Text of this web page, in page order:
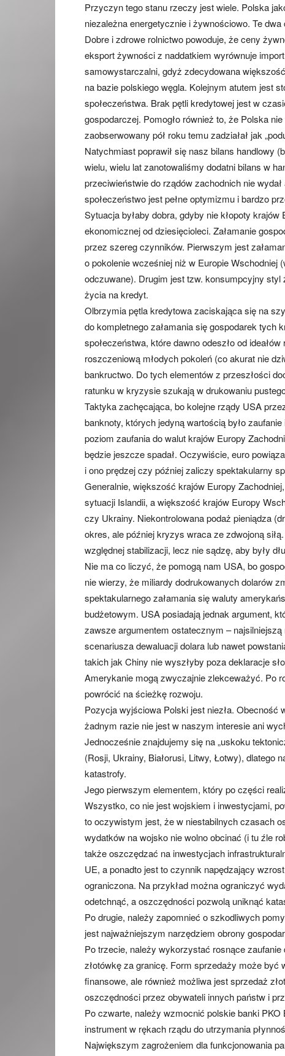
Przyczyn tego stanu rzeczy jest wiele. Polska
niezależna energetycznie i żywnościowo. Te
Dobre i zdrowe rolnictwo powoduje, że ceny
eksport żywności z naddatkiem wyrównuje
samowystarczalni, gdyż zdecydowana
na bazie polskiego węgla. Kolejnym atutem jest
społeczeństwa. Brak pętli kredytowej jest w
gospodarczej. Pomogło również to, że Polska
zaobserwowany pół roku temu zadziałał jak
Natychmiast poprawił się nasz bilans handlowy
wielu, wielu lat zanotowaliśmy dodatni bilans w
przeciwieństwie do rządów zachodnich nie
społeczeństwo jest pełne optymizmu i bardzo
Sytuacja byłaby dobra, gdyby nie kłopoty
ekonomicznej od dziesięcioleci. Załamanie
przez szereg czynników. Pierwszym jest
o pokolenie wcześniej niż w Europie Wschodniej
odczuwane). Drugim jest tzw. konsumpcyjny
życia na kredyt.
Olbrzymia pętla kredytowa zaciskająca się na
do kompletnego załamania się gospodarek tych
społeczeństwa, które dawno odeszło od
roszczeniową młodych pokoleń (co akurat nie
bankructwo. Do tych elementów z przeszłości
ratunku w kryzysie szukają w drukowaniu
Taktyka zachęcająca, bo kolejne rządy USA
banknoty, których jedyną wartością było
poziom zaufania do walut krajów Europy
będzie jeszcze spadał. Oczywiście, euro
i ono prędzej czy później zaliczy spektakularny
Generalnie, większość krajów Europy
sytuacji Islandii, a większość krajów Europy
czy Ukrainy. Niekontrolowana podaż pieniądza
okres, ale później kryzys wraca ze zdwojoną
względnej stabilizacji, lecz nie sądzę, aby były
Nie ma co liczyć, że pomogą nam USA, bo
nie wierzy, że miliardy dodrukowanych dolarów
spektakularnego załamania się waluty
budżetowym. USA posiadają jednak argument,
zawsze argumentem ostatecznym –
scenariusza dewaluacji dolara lub nawet
takich jak Chiny nie wyszłyby poza deklaracje
Amerykanie mogą zwyczajnie zlekceważyć. Po
powrócić na ścieżkę rozwoju.
Pozycja wyjściowa Polski jest niezła.
żadnym razie nie jest w naszym interesie ani
Jednocześnie znajdujemy się na „uskoku
(Rosji, Ukrainy, Białorusi, Litwy, Łotwy), dlatego
katastrofy.
Jego pierwszym elementem, który po części
Wszystko, co nie jest wojskiem i inwestycjami,
to oczywistym jest, że w niestabilnych czasach
wydatków na wojsko nie wolno obcinać (i tu źle
także oszczędzać na inwestycjach
UE, a ponadto jest to czynnik napędzający
ograniczona. Na przykład można ograniczyć
odetchnąć, a oszczędności pozwolą uniknąć
Po drugie, należy zapomnieć o szkodliwych
jest najważniejszym narzędziem obrony
Po trzecie, należy wykorzystać rosnące
złotówkę za granicę. Form sprzedaży może być
finansowe, ale również możliwa jest sprzedaż
oszczędności przez obywateli innych państw i
Po czwarte, należy wzmocnić polskie banki
instrument w rękach rządu do utrzymania
Największym zagrożeniem dla funkcjonowania